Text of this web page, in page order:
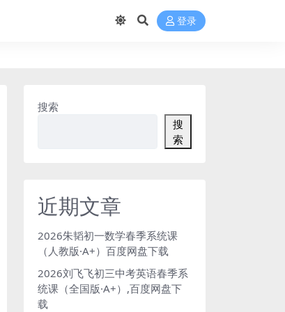
登录
搜索
搜
索
近期文章
2026朱韬初一数学春季系统课
（人教版·A+）百度网盘下载
2026刘飞飞初三中考英语春季系
统课（全国版·A+）,百度网盘下
载